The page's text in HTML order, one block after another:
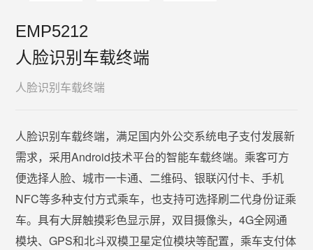
EMP5212
人脸识别车载终端
人脸识别车载终端
人脸识别车载终端，满足国内外公交系统电子支付发展新
需求，采用Android技术平台的智能车载终端。乘客可方
便选择人脸、城市一卡通、二维码、银联闪付卡、手机
NFC等多种支付方式乘车，也支持可选择刷二代身份证乘
车。具有大屏触摸彩色显示屏，双目摄像头，4G全网通
模块、GPS和北斗双模卫星定位模块等配置，乘车支付体